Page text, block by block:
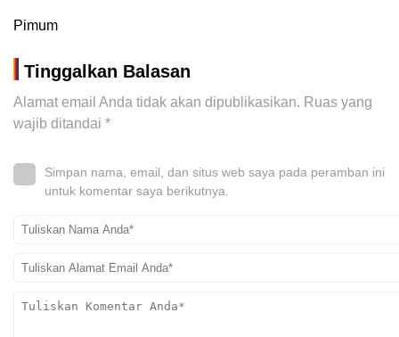
Pimum
Tinggalkan Balasan
Alamat email Anda tidak akan dipublikasikan. Ruas yang
wajib ditandai *
Simpan nama, email, dan situs web saya pada peramban ini
untuk komentar saya berikutnya.